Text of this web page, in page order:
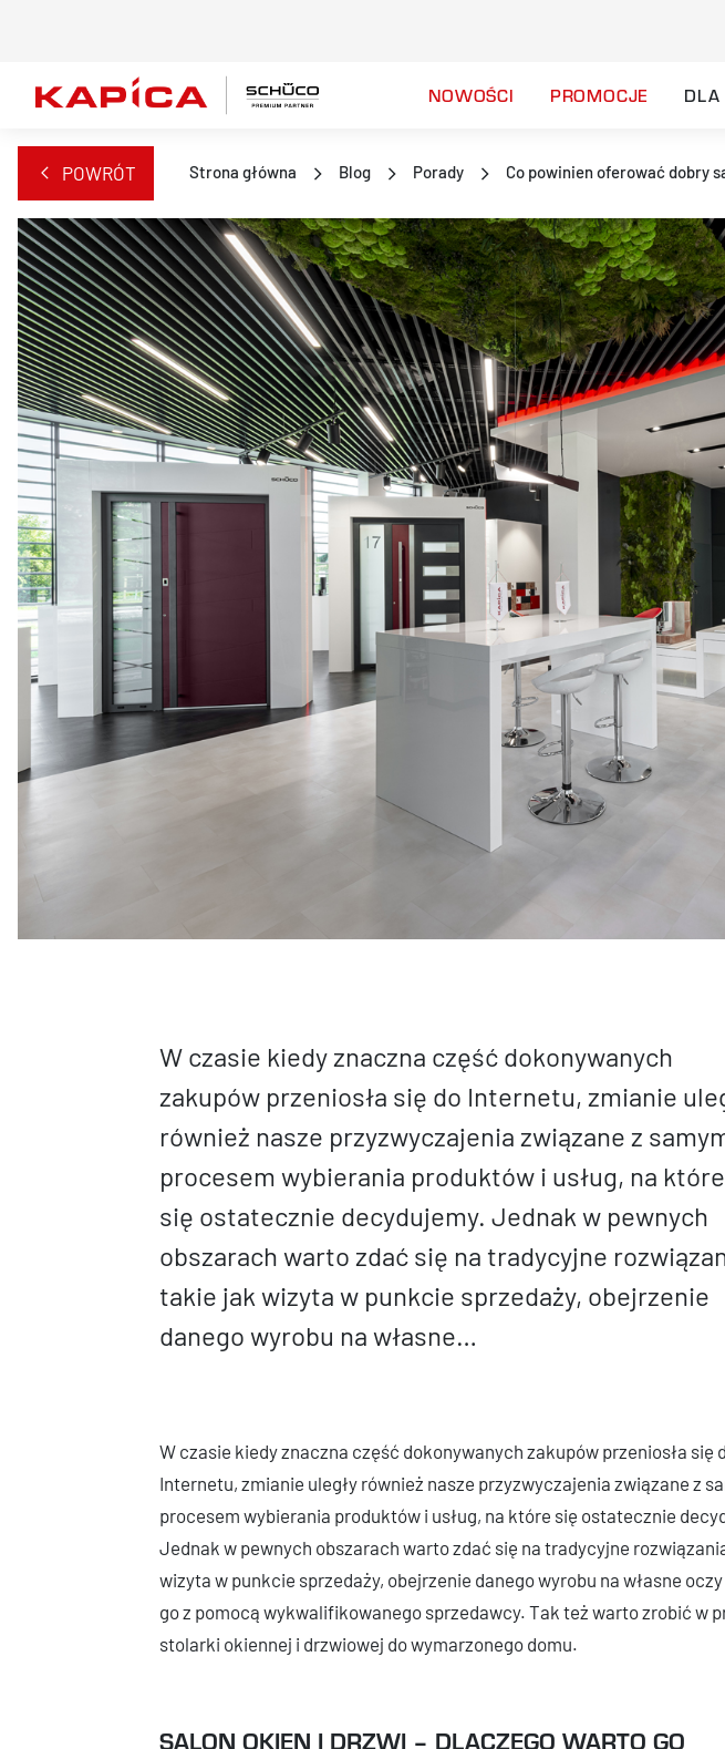
NOWOŚCI PROMOCJE DLA
POWRÓT Strona główna Blog Porady Co powinien oferować dobry
W czasie kiedy znaczna część dokonywanych
zakupów przeniosła się do Internetu, zmianie
również nasze przyzwyczajenia związane z
procesem wybierania produktów i usług, na które
się ostatecznie decydujemy. Jednak w pewnych
obszarach warto zdać się na tradycyjne
takie jak wizyta w punkcie sprzedaży, obejrzenie
danego wyrobu na własne…
W czasie kiedy znaczna część dokonywanych zakupów przeniosła się
Internetu, zmianie uległy również nasze przyzwyczajenia związane z
procesem wybierania produktów i usług, na które się ostatecznie
Jednak w pewnych obszarach warto zdać się na tradycyjne
wizyta w punkcie sprzedaży, obejrzenie danego wyrobu na własne
go z pomocą wykwalifikowanego sprzedawcy. Tak też warto zrobić w
stolarki okiennej i drzwiowej do wymarzonego domu.
SALON OKIEN I DRZWI – DLACZEGO WARTO GO